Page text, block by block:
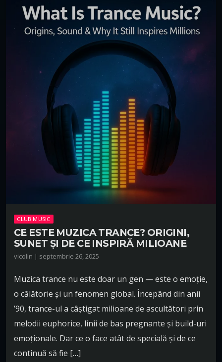
CLUB MUSIC
CE ESTE MUZICA TRANCE? ORIGINI,
SUNET ȘI DE CE INSPIRĂ MILIOANE
vicolin | septembrie 26, 2025
Muzica trance nu este doar un gen — este o emoție,
o călătorie și un fenomen global. Începând din anii
’90, trance-ul a câștigat milioane de ascultători prin
melodii euphorice, linii de bas pregnante și build-uri
emoționale. Dar ce o face atât de specială și de ce
continuă să fie […]